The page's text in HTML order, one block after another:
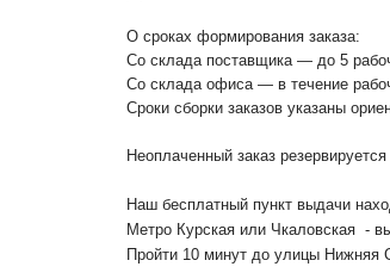
О сроках формирования заказа:
Со склада поставщика — до 5
Со склада офиса — в течение
Сроки сборки заказов указаны
Неоплаченный заказ
Наш бесплатный пункт выдачи
Метро Курская или Чкаловская -
Пройти 10 минут до улицы Нижняя